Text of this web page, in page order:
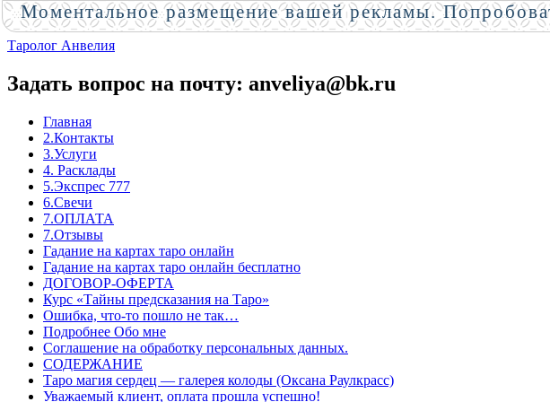
Таролог Анвелия
Задать вопрос на почту: anveliya@bk.ru
Главная
2.Контакты
3.Услуги
4. Расклады
5.Экспрес 777
6.Свечи
7.ОПЛАТА
7.Отзывы
Гадание на картах таро онлайн
Гадание на картах таро онлайн бесплатно
ДОГОВОР-ОФЕРТА
Курс «Тайны предсказания на Таро»
Ошибка, что-то пошло не так…
Подробнее Обо мне
Соглашение на обработку персональных данных.
СОДЕРЖАНИЕ
Таро магия сердец — галерея колоды (Оксана Раулкрасс)
Уважаемый клиент, оплата прошла успешно!
Моментальное размещение вашей рекламы.